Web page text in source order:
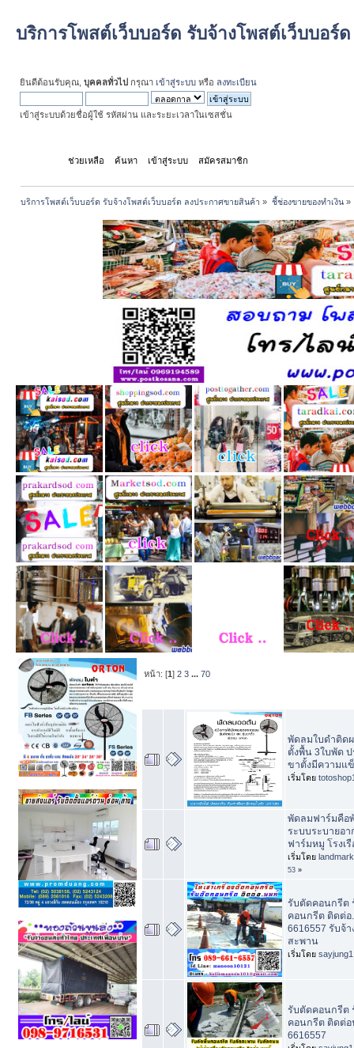
บริการโพสต์เว็บบอร์ด รับจ้างโพสต์เว็บบอร์
ยินดีต้อนรับคุณ, บุคคลทั่วไป กรุณา เข้าสู่ระบบ หรือ ลงทะเบียน
เข้าสู่ระบบด้วยชื่อผู้ใช้ รหัสผ่าน และระยะเวลาในเซสชั่น
ช่วยเหลือ ค้นหา เข้าสู่ระบบ สมัครสมาชิก
บริการโพสต์เว็บบอร์ด รับจ้างโพสต์เว็บบอร์ด ลงประกาศขายสินค้า » ชี้ช่องขายของทำเงิน»
หน้า: [1]2 3 ...70
พัดลมใบดำติด
ตั้งพื้น 3ใบพัด
ขาตั้งมีความแ
เริ่มโดย
พัดลมฟาร์มคือ
ระบบระบายอ
ฟาร์มหมู โรงเ
เริ่มโดย
53 »
รับตัดคอนกรีต
คอนกรีต ติดต่อ
6616557 รับจ้
สะพาน
เริ่มโดย sayjung1
รับตัดคอนกรีต
คอนกรีต ติดต่
6616557